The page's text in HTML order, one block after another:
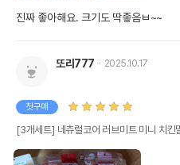
진짜 좋아해요. 크기도 딱좋음ㅂ~~
또리777 2025.10.17
첫구매
[3개세트] 네츄럴코어 러브미트 미니 치